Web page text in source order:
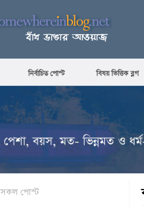
নির্বাচিত পোস্ট বিষয় ভিত্তিক ব্লগ
সকল পোস্ট